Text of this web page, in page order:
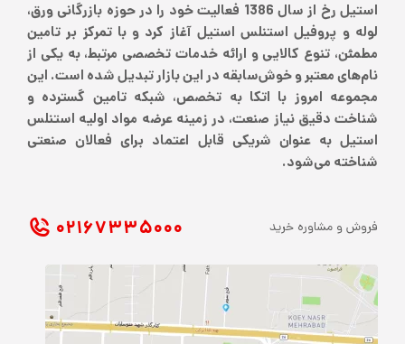
استیل رخ از سال 1386 فعالیت خود را در حوزه بازرگانی ورق،
لوله و پروفیل استنلس استیل آغاز کرد و با تمرکز بر تامین
مطمئن، تنوع کالایی و ارائه خدمات تخصصی مرتبط، به یکی از
نام‌های معتبر و خوش‌سابقه در این بازار تبدیل شده است. این
مجموعه امروز با اتکا به تخصص، شبکه تامین گسترده و
شناخت دقیق نیاز صنعت، در زمینه عرضه مواد اولیه استنلس
استیل به عنوان شریکی قابل اعتماد برای فعالان صنعتی
شناخته می‌شود.
فروش و مشاوره خرید ۰۲۱ ۶۷۳۳۵۰۰۰